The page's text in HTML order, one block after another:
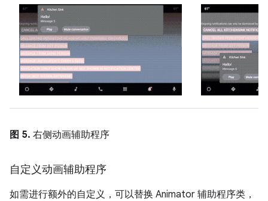
图 5. 右侧动画辅助程序
自定义动画辅助程序
如需进行额外的自定义，可以替换 Animator 辅助程序类，